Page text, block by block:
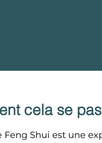
cela se
Feng Shui est une